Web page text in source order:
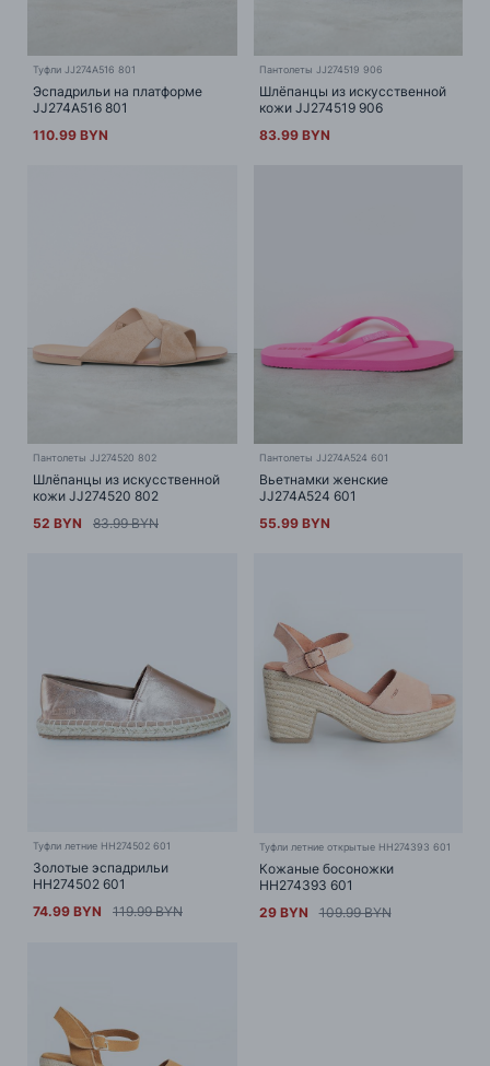
Туфли JJ274A516 801
Эспадрильи на платформе
JJ274A516 801
110.99 BYN
Пантолеты JJ274519 906
Шлёпанцы из искусственной
кожи JJ274519 906
83.99 BYN
Пантолеты JJ274520 802
Шлёпанцы из искусственной
кожи JJ274520 802
52 BYN
83.99 BYN
Пантолеты JJ274A524 601
Вьетнамки женские
JJ274A524 601
55.99 BYN
Туфли летние HH274502 601
Золотые эспадрильи
HH274502 601
74.99 BYN
119.99 BYN
Туфли летние открытые HH274393 601
Кожаные босоножки
HH274393 601
29 BYN
109.99 BYN